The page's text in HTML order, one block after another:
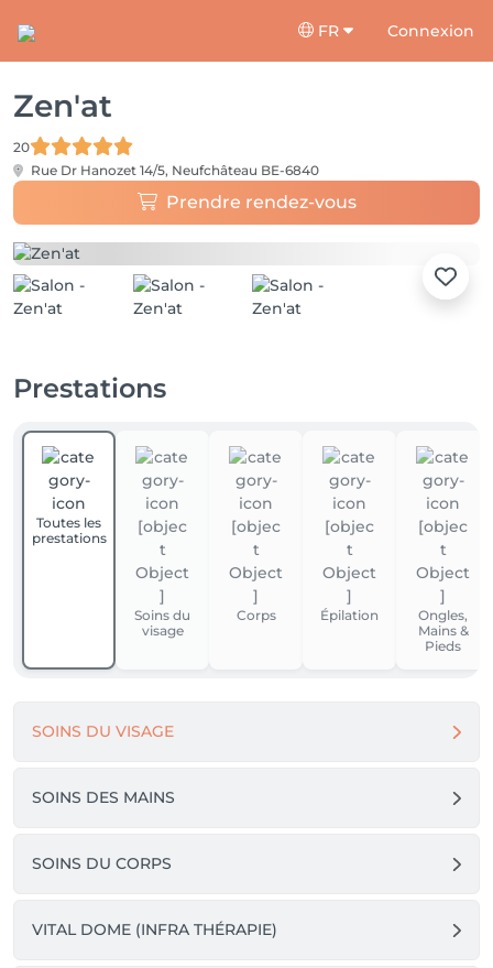
FR Connexion
Zen'at
20
Rue Dr Hanozet 14/5, Neufchâteau BE-6840
Prendre rendez-vous
Prestations
Toutes les
prestations
Soins du
visage
Corps Épilation
Ongles,
Mains &
Pieds
SOINS DU VISAGE
SOINS DES MAINS
SOINS DU CORPS
VITAL DOME (INFRA THÉRAPIE)